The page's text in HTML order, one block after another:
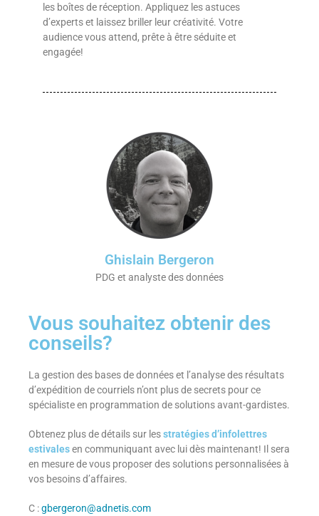
les boîtes de réception. Appliquez les astuces
d’experts et laissez briller leur créativité. Votre
audience vous attend, prête à être séduite et
engagée!
Ghislain Bergeron
PDG et analyste des données
Vous souhaitez obtenir des
conseils?
La gestion des bases de données et l’analyse des résultats
d’expédition de courriels n’ont plus de secrets pour ce
spécialiste en programmation de solutions avant-gardistes.
Obtenez plus de détails sur lesstratégies d’infolettres
estivalesen communiquant avec lui dès maintenant! Il sera
en mesure de vous proposer des solutions personnalisées à
vos besoins d’affaires.
C :gbergeron@adnetis.com